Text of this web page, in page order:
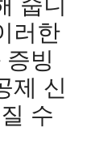
러한
빙
제 신
수